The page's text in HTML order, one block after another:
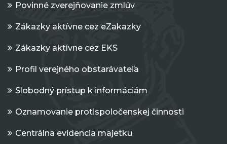
Povinné zverejňovanie zmlúv
Zákazky aktívne cez eZakazky
Zákazky aktívne cez EKS
Profil verejného obstarávateľa
Slobodný prístup k informáciám
Oznamovanie protispoločenskej činnosti
Centrálna evidencia majetku